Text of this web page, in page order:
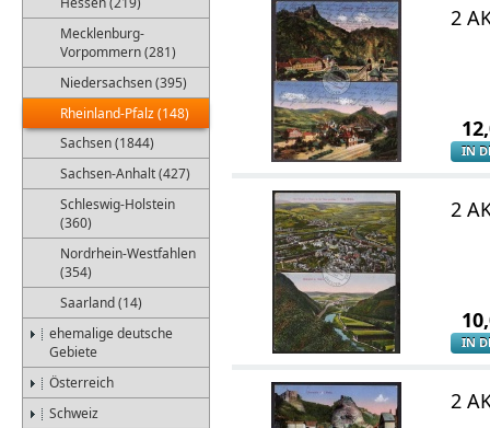
Mecklenburg-
Vorpommern (281)
Niedersachsen (395)
Rheinland-Pfalz (148)
Sachsen (1844)
Sachsen-Anhalt (427)
Schleswig-Holstein
(360)
Nordrhein-Westfahlen
(354)
Saarland (14)
ehemalige deutsche
Gebiete
Österreich
Schweiz
2
IN
2
IN
2